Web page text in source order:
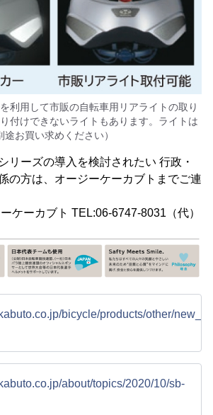
利用して市販の自転車用リアライトの取り
付けできないライトもあります。ライトは
途お買い求めください）
リーズの導入を検討されたい 行政・
の方は、オージーケーカブトまでご連
ケーカブト TEL:06-6747-8031（代）
bicycle/products/other/
about/topics/2020/10/sb-